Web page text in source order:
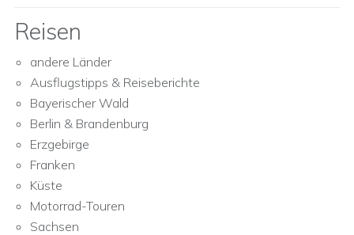
Reisen
andere Länder
Ausflugstipps & Reiseberichte
Bayerischer Wald
Berlin & Brandenburg
Erzgebirge
Franken
Küste
Motorrad-Touren
Sachsen